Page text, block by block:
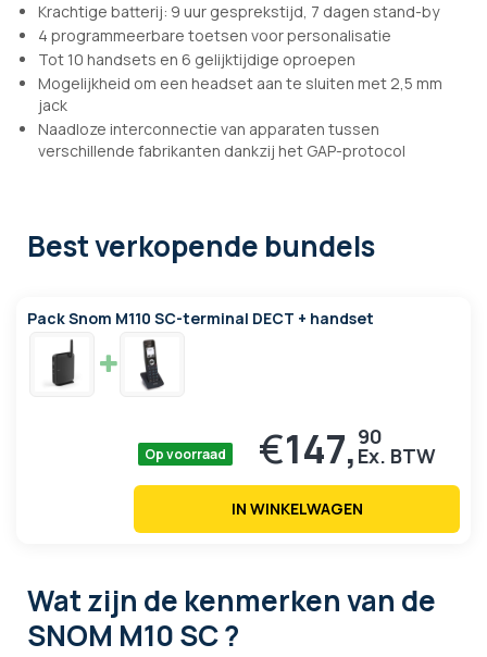
Krachtige batterij: 9 uur gesprekstijd, 7 dagen stand-by
4 programmeerbare toetsen voor personalisatie
Tot 10 handsets en 6 gelijktijdige oproepen
Mogelijkheid om een headset aan te sluiten met 2,5 mm
jack
Naadloze interconnectie van apparaten tussen
verschillende fabrikanten dankzij het GAP-protocol
Best verkopende bundels
Pack Snom M110 SC-terminal DECT + handset
Op voorraad €147, 90
IN WINKELWAGEN
Wat zijn de kenmerkenvan de
SNOM M10 SC ?